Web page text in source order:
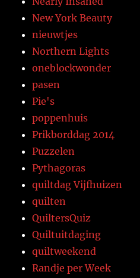
New York Beauty
nieuwtjes
Northern Lights
oneblockwonder
pasen
Pie's
poppenhuis
Prikborddag 2014
Puzzelen
Pythagoras
quiltdag Vijfhuizen
quilten
QuiltersQuiz
Quiltuitdaging
quiltweekend
Randje per Week